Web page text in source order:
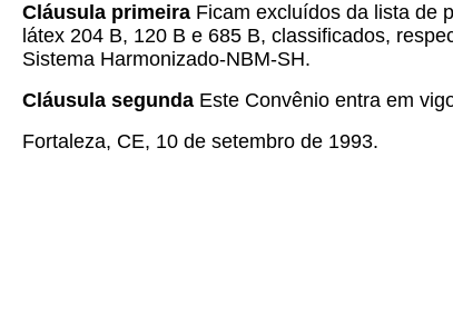
Cláusula primeira Ficam excluídos da lista de
látex 204 B, 120 B e 685 B, classificados,
Sistema Harmonizado-NBM-SH.
Cláusula segunda Este Convênio entra em
Fortaleza, CE, 10 de setembro de 1993.